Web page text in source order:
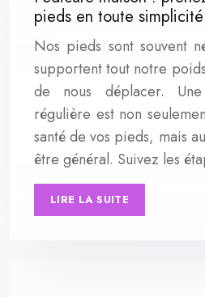
pieds en toute simplicité
Nos pieds sont souvent
supportent tout notre
de nous déplacer.
régulière est non
santé de vos pieds, mais
être général. Suivez les
LIRE LA SUITE